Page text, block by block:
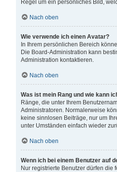
Regel um ein persönliches Bild,
Nach oben
Wie verwende ich einen Avatar?
In Ihrem persönlichen Bereich
Die Board-Administration kann
Administration kontaktieren.
Nach oben
Was ist mein Rang und wie kann
Ränge, die unter Ihrem
Administratoren. Normalerweise
keine sinnlosen Beiträge, nur um
unter Umständen einfach wieder
Nach oben
Wenn ich bei einem Benutzer auf
Nur registrierte Benutzer dürfen